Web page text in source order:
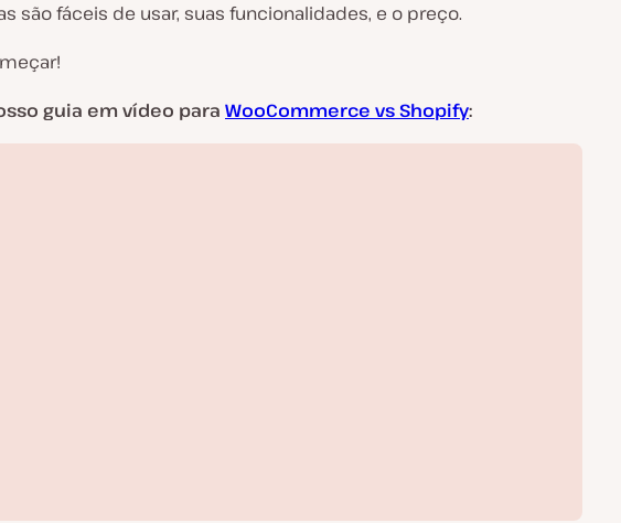
são fáceis de usar, suas funcionalidades, e o preço.
guia em vídeo para WooCommerce vs Shopify: